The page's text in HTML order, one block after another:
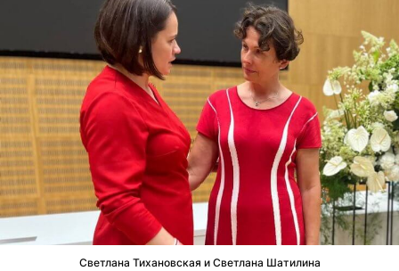
Светлана Тихановская и Светлана Шатилина